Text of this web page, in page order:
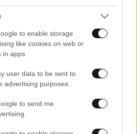
to enable storage
like cookies on web or
apps.
user data to be sent to
advertising purposes.
to send me